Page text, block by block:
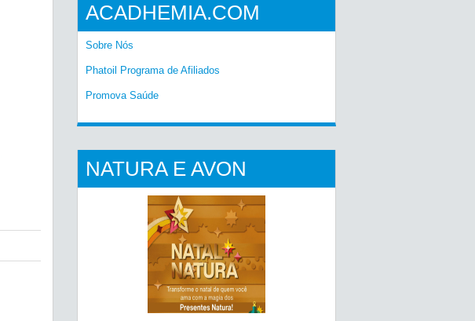
ACADHEMIA.COM
Sobre Nós
Phatoil Programa de Afiliados
Promova Saúde
NATURA E AVON